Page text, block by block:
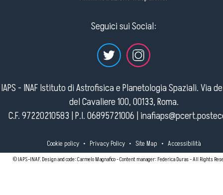
Seguici sui Social:
IAPS - INAF Istituto di Astrofisica e Planetologia Spaziali. Via
del Cavaliere 100, 00133, Roma.
C.F. 97220210583 | P.I. 06895721006 |
Cookie policy • Privacy Policy • Site Map • Accessibilità
© IAPS-INAF. Design and code: Carmelo Magnafico - Content manager: Federica Duras - All Rights